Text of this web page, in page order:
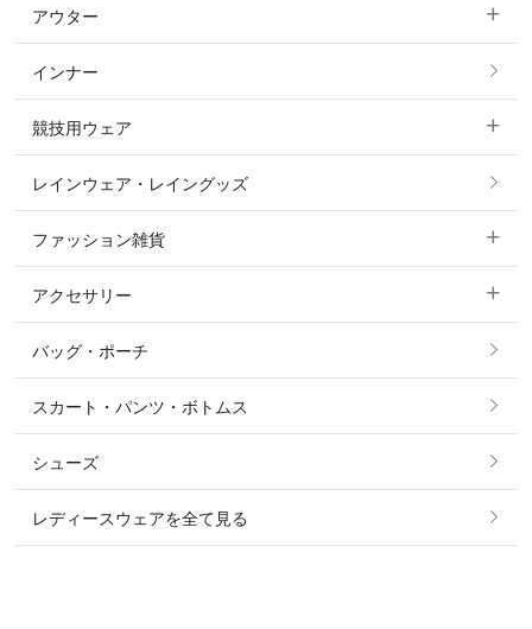
フルグリップ・尻革 キュロット
ニーグリップ・膝革 キュロット
すべてのトップス
ポロシャツ
カットソー・Tシャツ・タンクトップ
パーカー・トレーナー・スウェット
ニット・セーター
シャツ・ブラウス・ワンピース
アウター
すべてのアウター
コート
ジャケット・ブルゾン
その他 アウター
インナー
競技用ウェア
すべての競技用ウェア
ショージャケット
ショーシャツ
レインウェア・レイングッズ
ファッション雑貨
すべてのファッション雑貨
ソックス
ベルト
マフラー・スカーフ・ストール・スヌード
アクセサリー
すべてのアクセサリー
リング
ピアス・イヤリング
バッグ・ポーチ
スカート・パンツ・ボトムス
シューズ
レディースウェアを全て見る